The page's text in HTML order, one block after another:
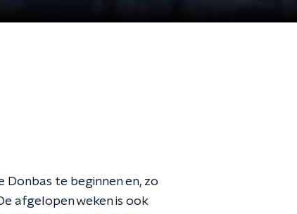
te beginnen en, zo
afgelopen weken is ook